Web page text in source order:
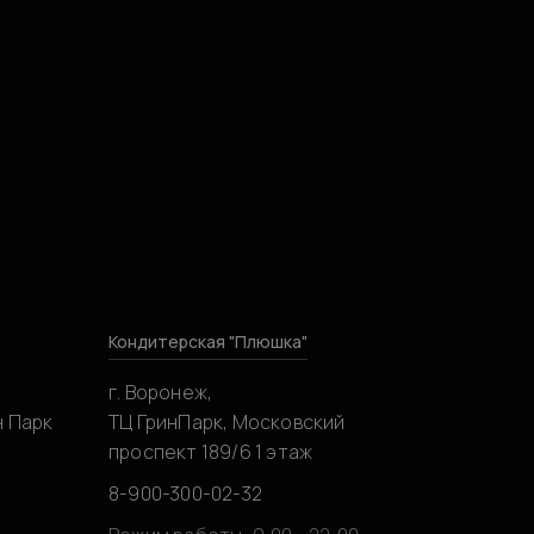
Парк
Кондитерская "Плюшка"
г. Воронеж,
ТЦ ГринПарк, Московский
проспект 189/6 1 этаж
8-900-300-02-32